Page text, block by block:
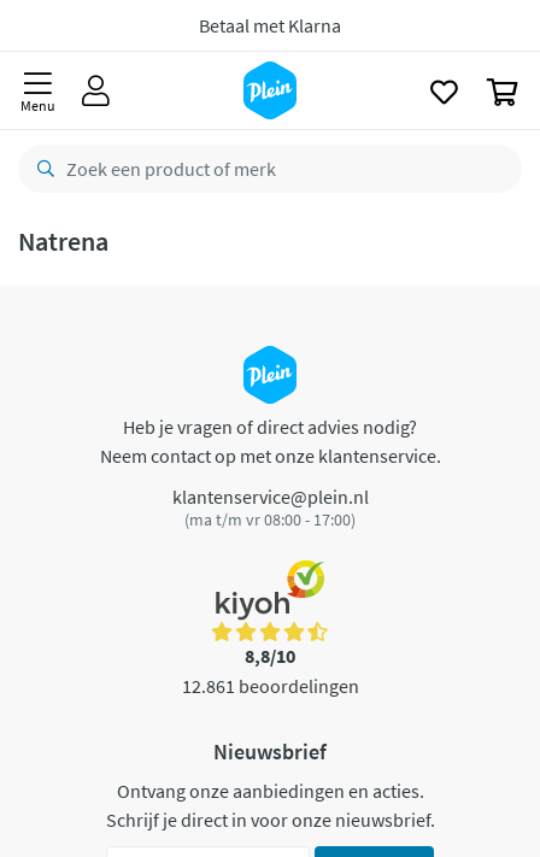
Betaal met Klarna
Menu
Natrena
Heb je vragen of direct advies nodig?
Neem contact op met onze klantenservice.
klantenservice@plein.nl
(ma t/m vr 08:00 - 17:00)
8,8/10
12.861 beoordelingen
Nieuwsbrief
Ontvang onze aanbiedingen en acties.
Schrijf je direct in voor onze nieuwsbrief.